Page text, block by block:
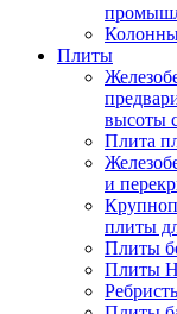
Плиты
высоты
Плита
и
плиты
Плиты
Плиты